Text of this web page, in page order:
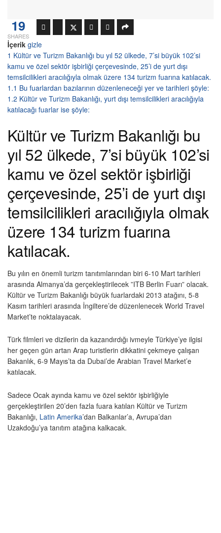
19
SHARES
İçerik gizle
1 Kültür ve Turizm Bakanlığı bu yıl 52 ülkede, 7’si büyük 102’si
kamu ve özel sektör işbirliği çerçevesinde, 25’i de yurt dışı
temsilcilikleri aracılığıyla olmak üzere 134 turizm fuarına katılacak.
1.1 Bu fuarlardan bazılarının düzenleneceği yer ve tarihleri şöyle:
1.2 Kültür ve Turizm Bakanlığı, yurt dışı temsilcilikleri aracılığıyla
katılacağı fuarlar ise şöyle:
Kültür ve Turizm Bakanlığı bu
yıl 52 ülkede, 7’si büyük 102’si
kamu ve özel sektör işbirliği
çerçevesinde, 25’i de yurt dışı
temsilcilikleri aracılığıyla olmak
üzere 134 turizm fuarına
katılacak.
Bu yılın en önemli turizm tanıtımlarından biri 6-10 Mart tarihleri
arasında Almanya’da gerçekleştirilecek ”ITB Berlin Fuarı” olacak.
Kültür ve Turizm Bakanlığı büyük fuarlardaki 2013 atağını, 5-8
Kasım tarihleri arasında İngiltere’de düzenlenecek World Travel
Market’te noktalayacak.
Türk filmleri ve dizilerin da kazandırdığı ivmeyle Türkiye’ye ilgisi
her geçen gün artan Arap turistlerin dikkatini çekmeye çalışan
Bakanlık, 6-9 Mayıs’ta da Dubai’de Arabian Travel Market’e
katılacak.
Sadece Ocak ayında kamu ve özel sektör işbirliğiyle
gerçekleştirilen 20’den fazla fuara katılan Kültür ve Turizm
Bakanlığı, Latin Amerika’dan Balkanlar’a, Avrupa’dan
Uzakdoğu’ya tanıtım atağına kalkacak.